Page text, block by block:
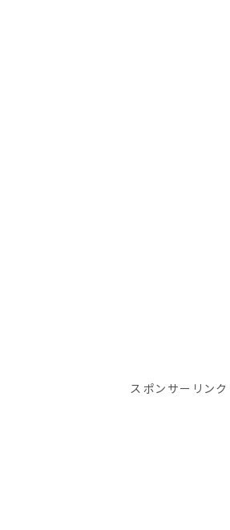
スポンサーリンク